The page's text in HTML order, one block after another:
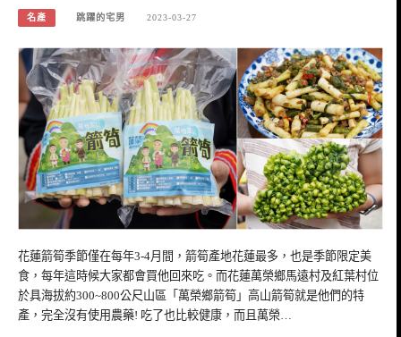
名產 跳躍的宅男 2023-03-27
花蓮箭筍季節僅在每年3-4月間，箭筍產地花蓮最多，也是季節限定美
食，每年這時候大家都會買他回來吃。而花蓮萬榮鄉馬遠村及紅葉村位
於具海拔約300~800公尺山區「萬榮鄉箭筍」高山箭筍就是他們的特
產，完全沒有使用農藥! 吃了也比較健康，而且萬榮…